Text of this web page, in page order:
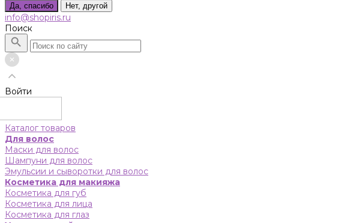
Да, спасибо Нет, другой
info@shopiris.ru
Поиск
Войти
Каталог товаров
Для волос
Маски для волос
Шампуни для волос
Эмульсии и сыворотки для волос
Косметика для макияжа
Косметика для губ
Косметика для лица
Косметика для глаз